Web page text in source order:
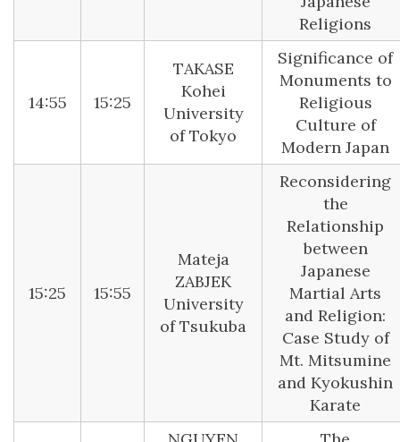
Religions
14:55 15:25
TAKASE
Kohei
University
of Tokyo
Significance of
Monuments to
Religious
Culture of
Modern Japan
15:25 15:55
Mateja
ZABJEK
University
of Tsukuba
Reconsidering
the
Relationship
between
Japanese
Martial Arts
and Religion:
Case Study of
Mt. Mitsumine
and Kyokushin
Karate